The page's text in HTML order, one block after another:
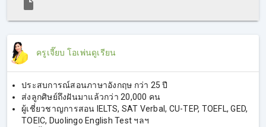
ครูเจี๊ยบ โอเพ่นดูเรียน
ประสบการณ์สอนภาษาอังกฤษ กว่า 25 ปี
ส่งลูกศิษย์ถึงฝันมาแล้วกว่า 20,000 คน
ผู้เชี่ยวชาญการสอน IELTS, SAT Verbal, CU-TEP, TOEFL, GED,
TOEIC, Duolingo English Test ฯลฯ